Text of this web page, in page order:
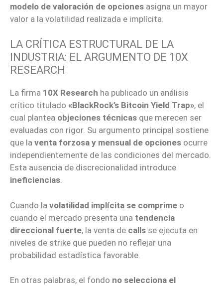
modelo de valoración de opciones asigna un mayor
valor a la volatilidad realizada e implícita.
LA CRÍTICA ESTRUCTURAL DE LA
INDUSTRIA: EL ARGUMENTO DE 10X
RESEARCH
La firma 10X Research ha publicado un análisis
crítico titulado «BlackRock’s Bitcoin Yield Trap», el
cual plantea objeciones técnicas que merecen ser
evaluadas con rigor. Su argumento principal sostiene
que la venta forzosa y mensual de opciones ocurre
independientemente de las condiciones del mercado.
Esta ausencia de discrecionalidad introduce
ineficiencias.
Cuando la volatilidad implícita se comprime o
cuando el mercado presenta una tendencia
direccional fuerte, la venta de calls se ejecuta en
niveles de strike que pueden no reflejar una
probabilidad estadística favorable.
En otras palabras, el fondo no selecciona el